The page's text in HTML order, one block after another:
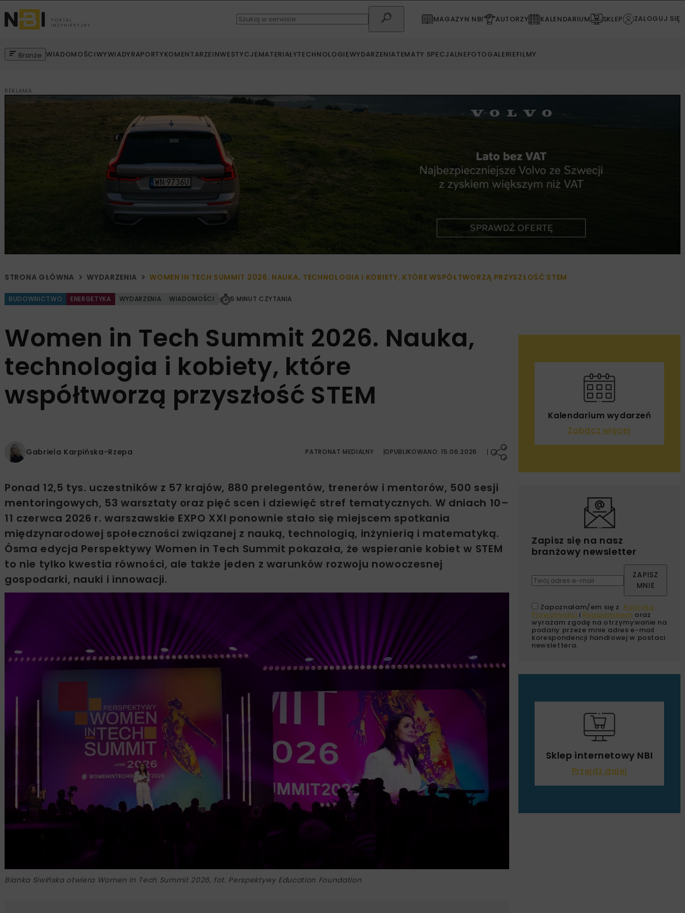
MAGAZYN NBI AUTORZY KALENDARIUM SKLEP ZALOGUJ SIĘ
Branże WIADOMOŚCIWYWIADYRAPORTYKOMENTARZEINWESTYCJEMATERIAŁYTECHNOLOGIEWYDARZENIATEMATY SPECJALNEFOTOGALERIEFILMY
REKLAMA
STRONA GŁÓWNA WYDARZENIA WOMEN IN TECH SUMMIT 2026. NAUKA, TECHNOLOGIA I KOBIETY, KTÓRE WSPÓŁTWORZĄ PRZYSZŁOŚĆ STEM
BUDOWNICTWO ENERGETYKA WYDARZENIA WIADOMOŚCI 5 MINUT CZYTANIA
Women in Tech Summit 2026. Nauka,
technologia i kobiety, które
współtworzą przyszłość STEM
Gabriela Karpińska-Rzepa PATRONAT MEDIALNY OPUBLIKOWANO: 15.06.2026
Ponad 12,5 tys. uczestników z 57 krajów, 880 prelegentów, trenerów i mentorów, 500 sesji
mentoringowych, 53 warsztaty oraz pięć scen i dziewięć stref tematycznych. W dniach 10–
11 czerwca 2026 r. warszawskie EXPO XXI ponownie stało się miejscem spotkania
międzynarodowej społeczności związanej z nauką, technologią, inżynierią i matematyką.
Ósma edycja Perspektywy Women in Tech Summit pokazała, że wspieranie kobiet w STEM
to nie tylko kwestia równości, ale także jeden z warunków rozwoju nowoczesnej
gospodarki, nauki i innowacji.
Bianka Siwińska otwiera Women In Tech Summit 2026, fot. Perspektywy Education Foundation
Kalendarium wydarzeń
Zobacz więcej
Zapisz się na nasz
branżowy newsletter
ZAPISZ
MNIE
Zapoznałam/em się z Polityką
Prywatności i Regulaminem oraz
wyrażam zgodę na otrzymywanie na
podany przeze mnie adres e-mail
korespondencji handlowej w postaci
newslettera.
Sklep internetowy NBI
Przejdź dalej